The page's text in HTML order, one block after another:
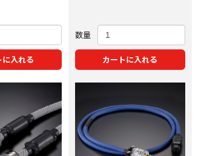
に入れる
数量
カートに入れる